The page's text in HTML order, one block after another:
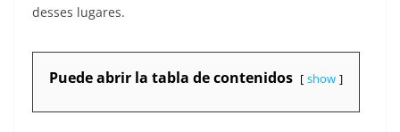
desses lugares.​
Puede abrir la tabla de contenidos show